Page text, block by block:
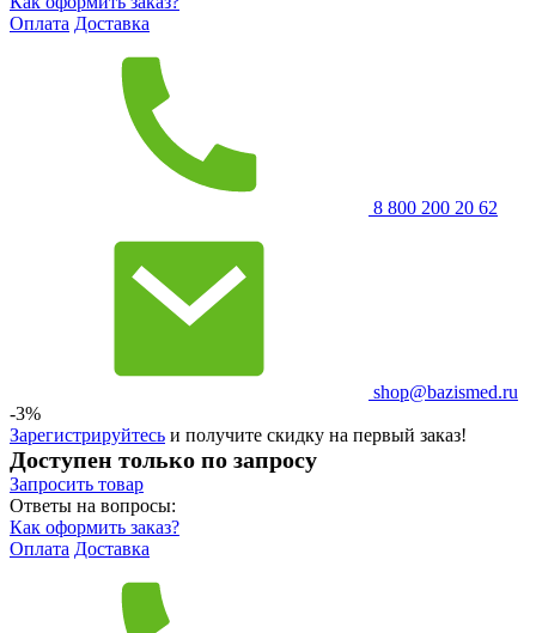
Оплата Доставка
8 800 200 20 62
shop@bazismed.ru
-3%
Зарегистрируйтесь и получите скидку на первый заказ!
Доступен только по запросу
Запросить товар
Ответы на вопросы:
Как оформить заказ?
Оплата Доставка